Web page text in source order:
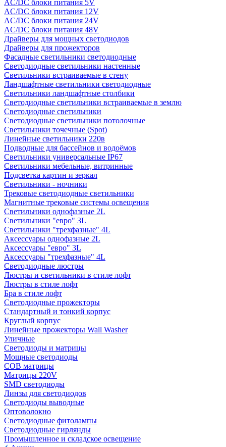
AC/DC блоки питания 5V
AC/DC блоки питания 12V
AC/DC блоки питания 24V
AC/DC блоки питания 48V
Драйверы для мощных светодиодов
Драйверы для прожекторов
Фасадные светильники светодиодные
Светодиодные светильники настенные
Светильники встраиваемые в стену
Ландшафтные светильники светодиодные
Светильники ландшафтные столбики
Светодиодные светильники встраиваемые в землю
Светодиодные светильники
Светодиодные светильники потолочные
Светильники точечные (Spot)
Линейные светильники 220в
Подводные для бассейнов и водоёмов
Светильники универсальные IP67
Светильники мебельные, витринные
Подсветка картин и зеркал
Светильники - ночники
Трековые светодиодные светильники
Магнитные трековые системы освещения
Светильники однофазные 2L
Светильники "евро" 3L
Светильники "трехфазные" 4L
Аксессуары однофазные 2L
Аксессуары "евро" 3L
Аксессуары "трехфазные" 4L
Светодиодные люстры
Люстры и светильники в стиле лофт
Люстры в стиле лофт
Бра в стиле лофт
Светодиодные прожекторы
Стандартный и тонкий корпус
Круглый корпус
Линейные прожекторы Wall Washer
Уличные
Светодиоды и матрицы
Мощные светодиоды
COB матрицы
Матрицы 220V
SMD светодиоды
Линзы для светодиодов
Светодиоды выводные
Оптоволокно
Светодиодные фитолампы
Светодиодные гирлянды
Промышленное и складское освещение